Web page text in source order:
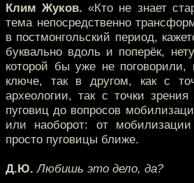
Клим Жуков. «Кто не знает
тема непосредственно
в постмонгольский период,
буквально вдоль и поперёк,
которой бы уже не
ключе, так в другом, как с
археологии, так с точки
пуговиц до вопросов
или наоборот: от
просто пуговицы ближе.
Д.Ю. Любишь это дело, да?